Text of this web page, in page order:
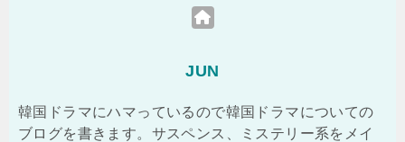
JUN
韓国ドラマにハマっているので韓国ドラマについての
ブログを書きます。サスペンス、ミステリー系をメイ